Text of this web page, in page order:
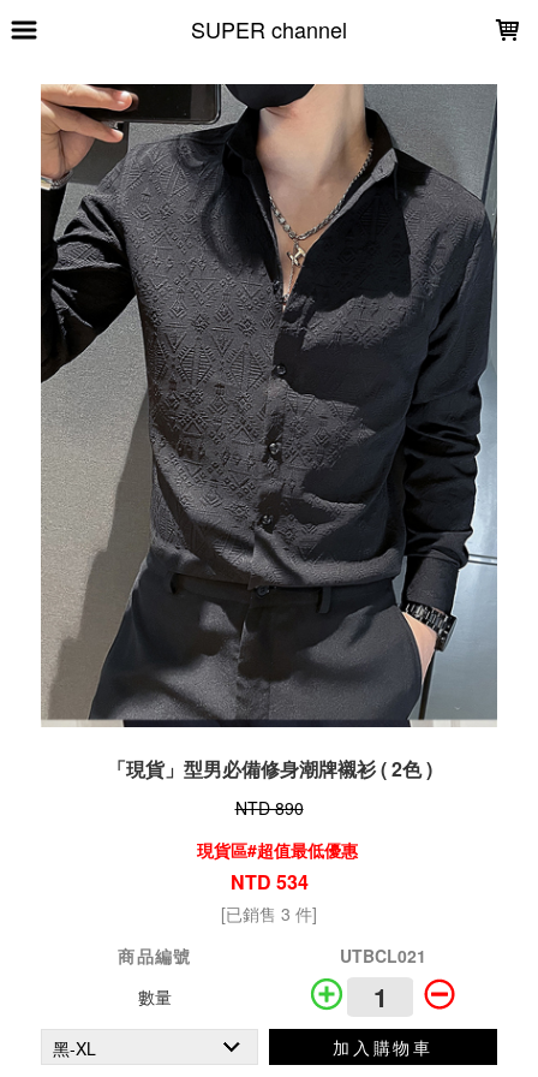
SUPER channel
「現貨」型男必備修身潮牌襯衫 ( 2色 )
NTD 890
現貨區#超值最低優惠
NTD 534
[已銷售 3 件]
商品編號
UTBCL021
數量
加入購物車